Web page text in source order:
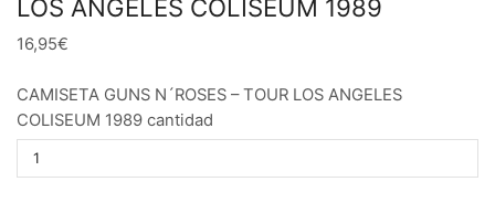
LOS ANGELES COLISEUM 1989
16,95€
CAMISETA GUNS N´ROSES – TOUR LOS ANGELES
COLISEUM 1989 cantidad